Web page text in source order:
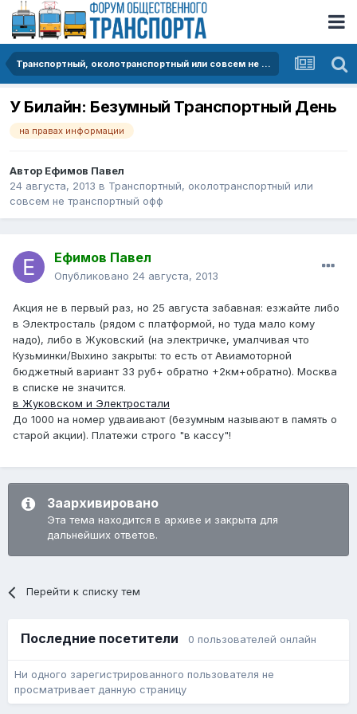
Транспортный, околотранспортный или совсем не транспортный офф
У Билайн: Безумный Транспортный День
на правах информации
Автор Ефимов Павел
24 августа, 2013 в Транспортный, околотранспортный или
совсем не транспортный офф
Ефимов Павел
Опубликовано 24 августа, 2013
Акция не в первый раз, но 25 августа забавная: езжайте либо
в Электросталь (рядом с платформой, но туда мало кому
надо), либо в Жуковский (на электричке, умалчивая что
Кузьминки/Выхино закрыты: то есть от Авиамоторной
бюджетный вариант 33 руб+ обратно +2км+обратно). Москва
в списке не значится.
в Жуковском и Электростали
До 1000 на номер удваивают (безумным называют в память о
старой акции). Платежи строго "в кассу"!
Заархивировано
Эта тема находится в архиве и закрыта для
дальнейших ответов.
Перейти к списку тем
Последние посетители 0 пользователей онлайн
Ни одного зарегистрированного пользователя не
просматривает данную страницу